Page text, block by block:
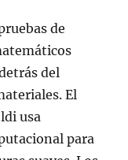
de
del
El
usa
para